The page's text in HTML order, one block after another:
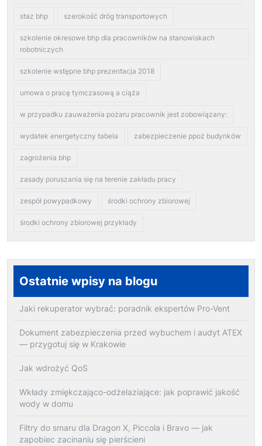
staz bhp szerokość dróg transportowych
szkolenie okresowe bhp dla pracowników na stanowiskach
robotniczych
szkolenie wstępne bhp prezentacja 2018
umowa o pracę tymczasową a ciąża
w przypadku zauważenia pożaru pracownik jest zobowiązany:
wydatek energetyczny tabela zabezpieczenie ppoż budynków
zagrożenia bhp
zasady poruszania się na terenie zakładu pracy
zespół powypadkowy środki ochrony zbiorowej
środki ochrony zbiorowej przykłady
Ostatnie wpisy na blogu
Jaki rekuperator wybrać: poradnik ekspertów Pro-Vent
Dokument zabezpieczenia przed wybuchem i audyt ATEX
— przygotuj się w Krakowie
Jak wdrożyć QoS
Wkłady zmiękczająco-odżelaziające: jak poprawić jakość
wody w domu
Filtry do smaru dla Dragon X, Piccola i Bravo — jak
zapobiec zacinaniu się pierścieni